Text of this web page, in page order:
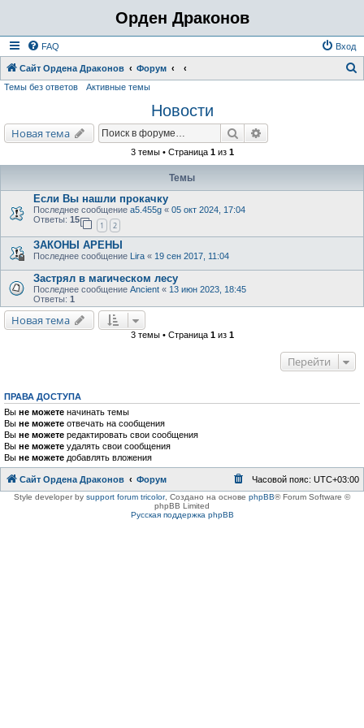
Орден Драконов
FAQ Вход
Сайт Ордена Драконов Форум
Темы без ответов Активные темы
Новости
Новая тема Поиск
3 темы • Страница 1из 1
Темы
Если Вы нашли прокачку
Последнее сообщение a5.455g « 05 окт 2024, 17:04
Ответы: 15
1 2
ЗАКОНЫ АРЕНЫ
Последнее сообщение Lira « 19 сен 2017, 11:04
Застрял в магическом лесу
Последнее сообщение Ancient « 13 июн 2023, 18:45
Ответы: 1
Новая тема
3 темы • Страница 1из 1
Перейти
ПРАВА ДОСТУПА
Вы не можете начинать темы
Вы не можете отвечать на сообщения
Вы не можете редактировать свои сообщения
Вы не можете удалять свои сообщения
Вы не можете добавлять вложения
Сайт Ордена Драконов Форум Часовой пояс: UTC+03:00
Style developer by support forum tricolor, Создано на основе phpBB® Forum Software ©
phpBB Limited
Русская поддержка phpBB